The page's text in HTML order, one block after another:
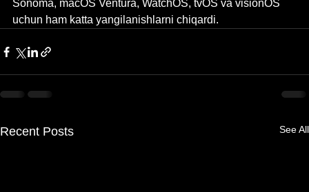
Sonoma, macOS Ventura, WatchOS, tvOS va visionOS
uchun ham katta yangilanishlarni chiqardi.
Recent Posts See All